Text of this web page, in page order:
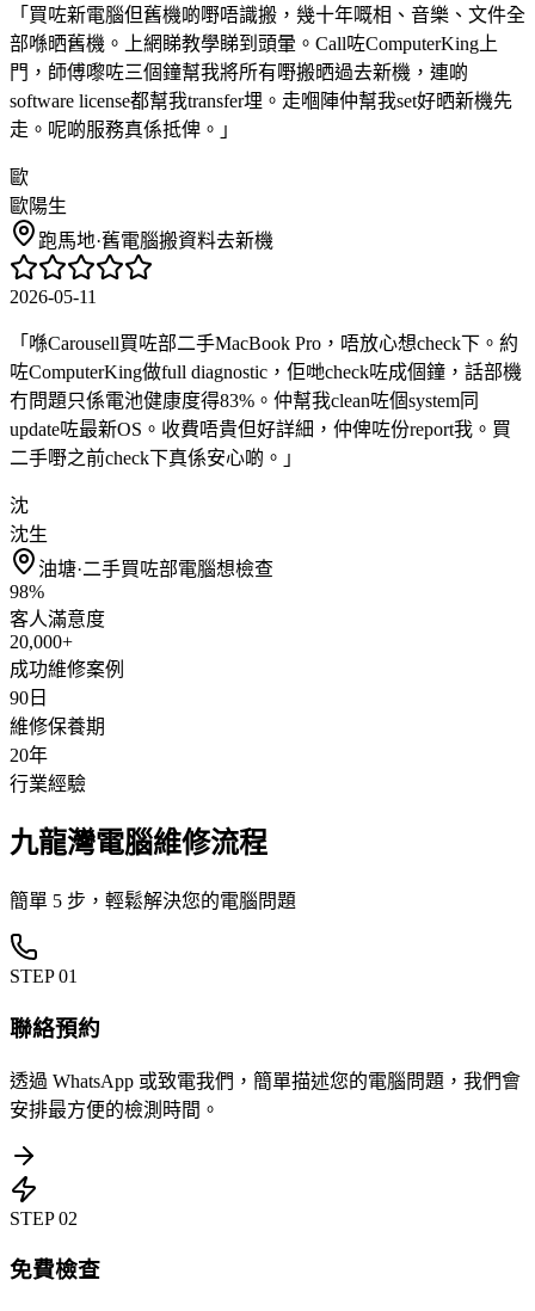
「 買咗新電腦但舊機啲嘢唔識搬，幾十年嘅相、音樂、文件全
部喺晒舊機。上網睇教學睇到頭暈。Call咗ComputerKing上
門，師傅嚟咗三個鐘幫我將所有嘢搬晒過去新機，連啲
software license都幫我transfer埋。走嗰陣仲幫我set好晒新機先
走。呢啲服務真係抵俾。 」
歐
歐陽生
跑馬地·舊電腦搬資料去新機
2026-05-11
「 喺Carousell買咗部二手MacBook Pro，唔放心想check下。約
咗ComputerKing做full diagnostic，佢哋check咗成個鐘，話部機
冇問題只係電池健康度得83%。仲幫我clean咗個system同
update咗最新OS。收費唔貴但好詳細，仲俾咗份report我。買
二手嘢之前check下真係安心啲。 」
沈
沈生
油塘·二手買咗部電腦想檢查
98%
客人滿意度
20,000+
成功維修案例
90日
維修保養期
20年
行業經驗
九龍灣電腦維修流程
簡單 5 步，輕鬆解決您的電腦問題
STEP01
聯絡預約
透過 WhatsApp 或致電我們，簡單描述您的電腦問題，我們會
安排最方便的檢測時間。
STEP02
免費檢查